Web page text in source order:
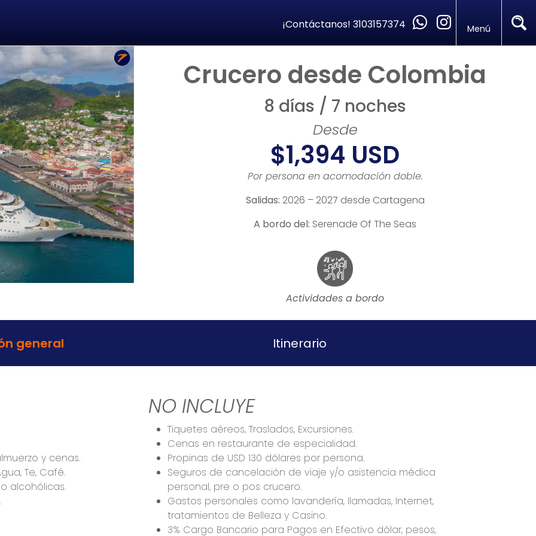
¡Contáctanos! 3103157374 Menú
Crucero desde Colombia
8 días / 7 noches
Desde
$1,394 USD
Por persona en acomodación doble.
Salidas: 2026 – 2027 desde Cartagena
A bordo del: Serenade Of The Seas
Actividades a bordo
general Itinerario
y cenas.
Te, Café.
alcohólicas.
NO INCLUYE
Tiquetes aéreos, Traslados, Excursiones.
Cenas en restaurante de especialidad.
Propinas de USD 130 dólares por persona.
Seguros de cancelación de viaje y/o asistencia médica
personal, pre o pos crucero.
Gastos personales como lavandería, llamadas, Internet,
tratamientos de Belleza y Casino.
3% Cargo Bancario para Pagos en Efectivo dólar, pesos,